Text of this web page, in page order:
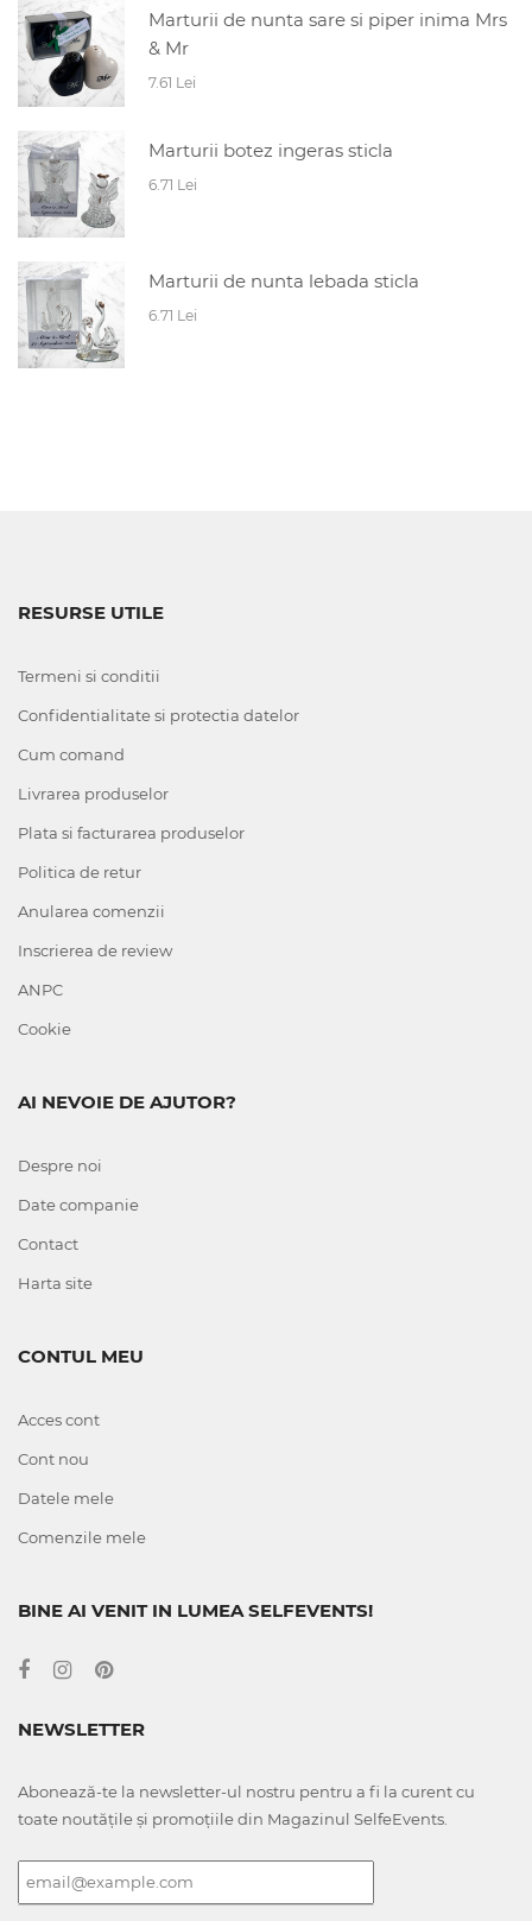
Marturii de nunta sare si piper inima Mrs
& Mr
7.61 Lei
Marturii botez ingeras sticla
6.71 Lei
Marturii de nunta lebada sticla
6.71 Lei
RESURSE UTILE
Termeni si conditii
Confidentialitate si protectia datelor
Cum comand
Livrarea produselor
Plata si facturarea produselor
Politica de retur
Anularea comenzii
Inscrierea de review
ANPC
Cookie
AI NEVOIE DE AJUTOR?
Despre noi
Date companie
Contact
Harta site
CONTUL MEU
Acces cont
Cont nou
Datele mele
Comenzile mele
BINE AI VENIT IN LUMEA SELFEVENTS!
NEWSLETTER
Abonează-te la newsletter-ul nostru pentru a fi la curent cu
toate noutățile și promoțiile din Magazinul SelfeEvents.